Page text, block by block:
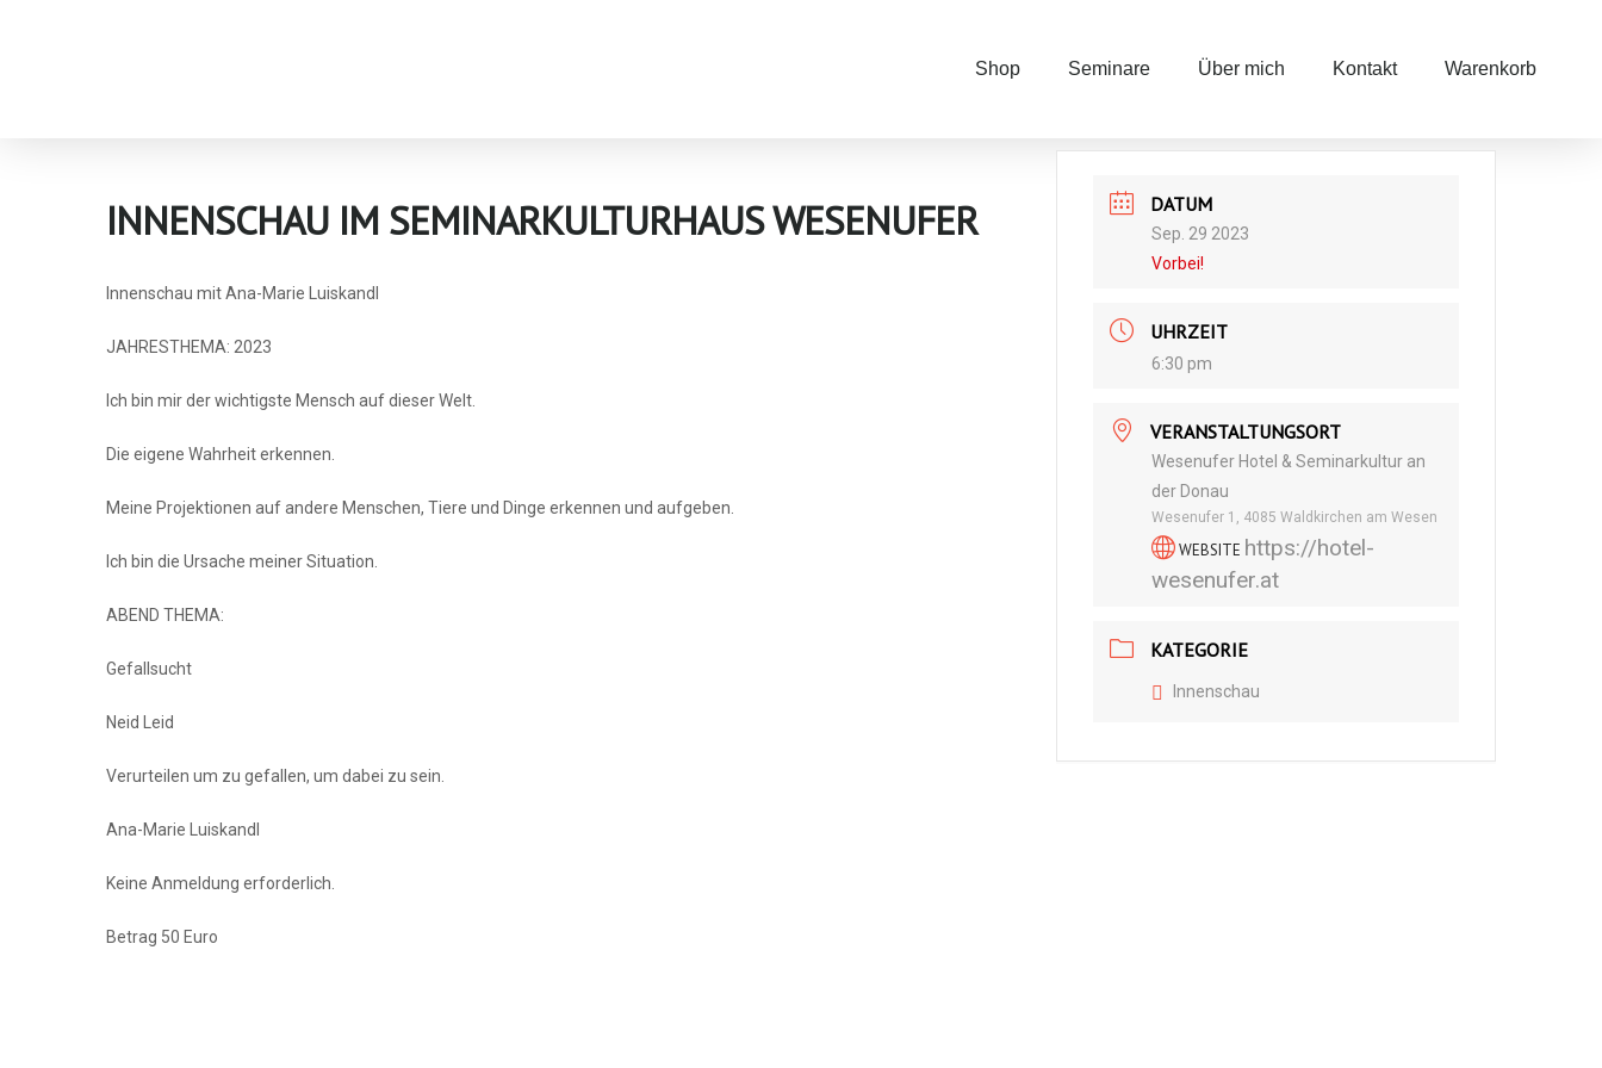
Shop Seminare Über mich Kontakt Warenkorb
INNENSCHAU IM SEMINARKULTURHAUS WESENUFER
Innenschau mit Ana-Marie Luiskandl
JAHRESTHEMA: 2023
Ich bin mir der wichtigste Mensch auf dieser Welt.
Die eigene Wahrheit erkennen.
Meine Projektionen auf andere Menschen, Tiere und Dinge erkennen und aufgeben.
Ich bin die Ursache meiner Situation.
ABEND THEMA:
Gefallsucht
Neid Leid
Verurteilen um zu gefallen, um dabei zu sein.
Ana-Marie Luiskandl
Keine Anmeldung erforderlich.
Betrag 50 Euro
DATUM
Sep. 29 2023
Vorbei!
UHRZEIT
6:30 pm
VERANSTALTUNGSORT
Wesenufer Hotel & Seminarkultur an
der Donau
Wesenufer 1, 4085 Waldkirchen am Wesen
WEBSITE https://hotel-
wesenufer.at
KATEGORIE
Innenschau